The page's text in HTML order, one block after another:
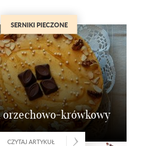
SERNIKI PIECZONE
krówkowy
CZYTAJ ARTYKUŁ